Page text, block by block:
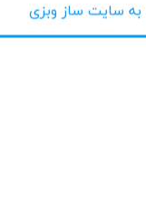
به سایت ساز وبزی